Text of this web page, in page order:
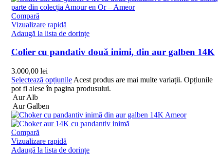
Compară
Vizualizare rapidă
Adaugă la lista de dorințe
Colier cu pandativ două inimi, din aur galben 14K
3.000,00 lei
Selectează opțiunile Acest produs are mai multe variații. Opțiunile
pot fi alese în pagina produsului.
Aur Alb
Aur Galben
Compară
Vizualizare rapidă
Adaugă la lista de dorințe